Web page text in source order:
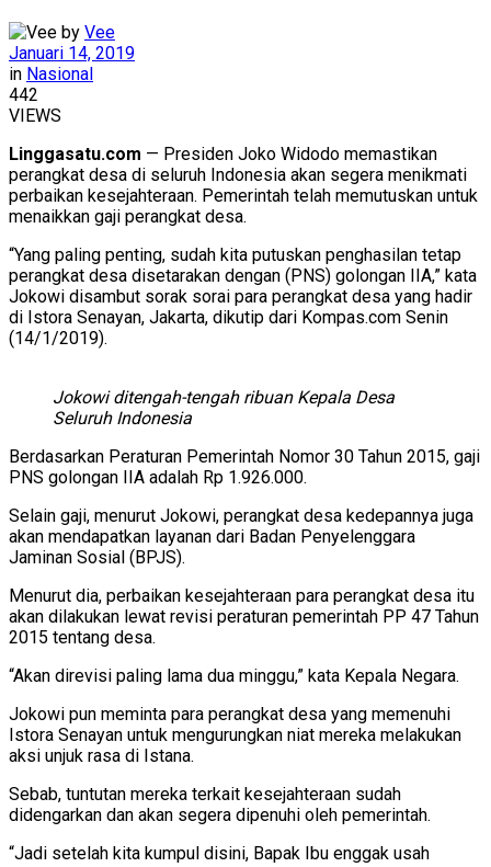
by Vee
Januari 14, 2019
in Nasional
442
VIEWS
Linggasatu.com — Presiden Joko Widodo memastikan
perangkat desa di seluruh Indonesia akan segera menikmati
perbaikan kesejahteraan. Pemerintah telah memutuskan untuk
menaikkan gaji perangkat desa.
“Yang paling penting, sudah kita putuskan penghasilan tetap
perangkat desa disetarakan dengan (PNS) golongan IIA,” kata
Jokowi disambut sorak sorai para perangkat desa yang hadir
di Istora Senayan, Jakarta, dikutip dari Kompas.com Senin
(14/1/2019).
Jokowi ditengah-tengah ribuan Kepala Desa
Seluruh Indonesia
Berdasarkan Peraturan Pemerintah Nomor 30 Tahun 2015, gaji
PNS golongan IIA adalah Rp 1.926.000.
Selain gaji, menurut Jokowi, perangkat desa kedepannya juga
akan mendapatkan layanan dari Badan Penyelenggara
Jaminan Sosial (BPJS).
Menurut dia, perbaikan kesejahteraan para perangkat desa itu
akan dilakukan lewat revisi peraturan pemerintah PP 47 Tahun
2015 tentang desa.
“Akan direvisi paling lama dua minggu,” kata Kepala Negara.
Jokowi pun meminta para perangkat desa yang memenuhi
Istora Senayan untuk mengurungkan niat mereka melakukan
aksi unjuk rasa di Istana.
Sebab, tuntutan mereka terkait kesejahteraan sudah
didengarkan dan akan segera dipenuhi oleh pemerintah.
“Jadi setelah kita kumpul disini, Bapak Ibu enggak usah